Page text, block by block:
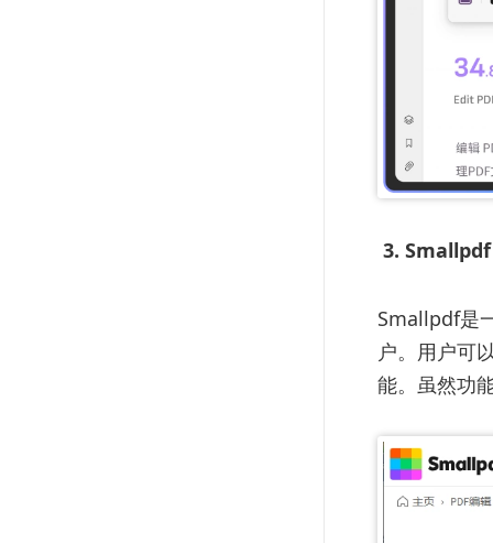
3. Smallpdf
Smallpdf是
户。用户可
能。虽然功